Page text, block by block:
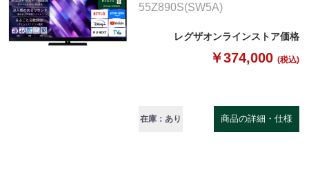
55Z890S(SW5A)
レグザオンラインストア価格
￥374,000 (税込)
在庫：あり 商品の詳細・仕様